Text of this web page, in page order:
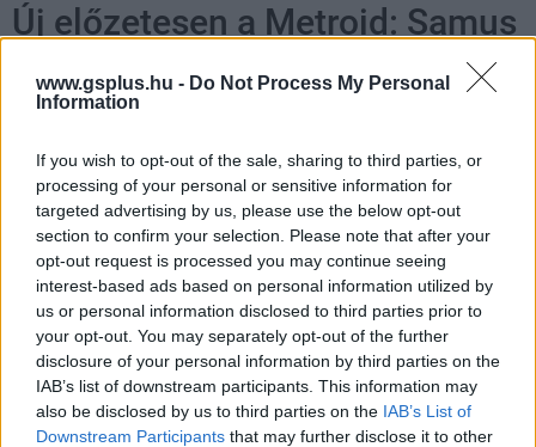
www.gsplus.hu - Do Not Process My Personal
Information
If you wish to opt-out of the sale, sharing to third parties, or
processing of your personal or sensitive information for
targeted advertising by us, please use the below opt-out
section to confirm your selection. Please note that after your
opt-out request is processed you may continue seeing
interest-based ads based on personal information utilized by
us or personal information disclosed to third parties prior to
your opt-out. You may separately opt-out of the further
disclosure of your personal information by third parties on the
IAB’s list of downstream participants. This information may
also be disclosed by us to third parties on the IAB’s List of
Downstream Participants that may further disclose it to other
Új előzetesen a Metroid: Samus
Returns
A klasszkus Metroid sorozat új tagja
szeptember 15-én érkezik Nintendo 3DS-re,
most pedig egy videós kedvcsinálóval hergelik
Samus rajongóit.
Unmute Loaded:
AMetroid: Samus Returns képében egyújragondolt